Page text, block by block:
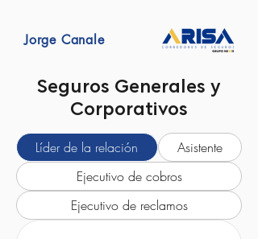
Jorge Canale
Seguros Generales y
Corporativos
Líder de la relación
Asistente
Ejecutivo de cobros
Ejecutivo de reclamos